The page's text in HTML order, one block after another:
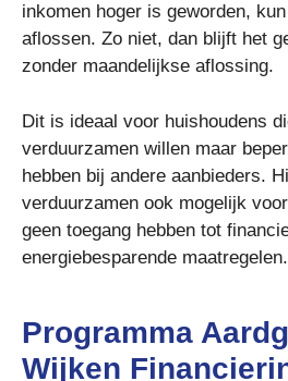
inkomen hoger is geworden,
aflossen. Zo niet, dan blijft het
zonder maandelijkse aflossing.
Dit is ideaal voor huishoudens
verduurzamen willen maar
hebben bij andere aanbieders.
verduurzamen ook mogelijk
geen toegang hebben tot
energiebesparende maatregelen.
Programma
Wijken